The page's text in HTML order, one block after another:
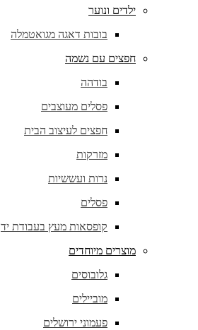
ילדים ונוער
בובות דאגה מגואטמלה
חפצים עם נשמה
בודהה
פסלים מעוצבים
חפצים לעיצוב הבית
מזרקות
נרות ועששיות
פסלים
קופסאות מעץ בעבודת יד
מוצרים מיוחדים
גלובוסים
מוביילים
פעמוני ירושלים